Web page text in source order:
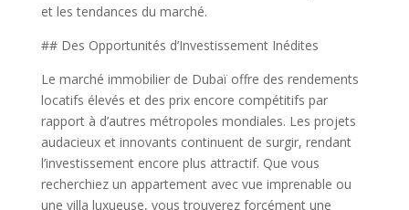
et les tendances du marché.
## Des Opportunités d’Investissement Inédites
Le marché immobilier de Dubaï offre des rendements
locatifs élevés et des prix encore compétitifs par
rapport à d’autres métropoles mondiales. Les projets
audacieux et innovants continuent de surgir, rendant
l’investissement encore plus attractif. Que vous
recherchiez un appartement avec vue imprenable ou
une villa luxueuse, vous trouverez forcément une